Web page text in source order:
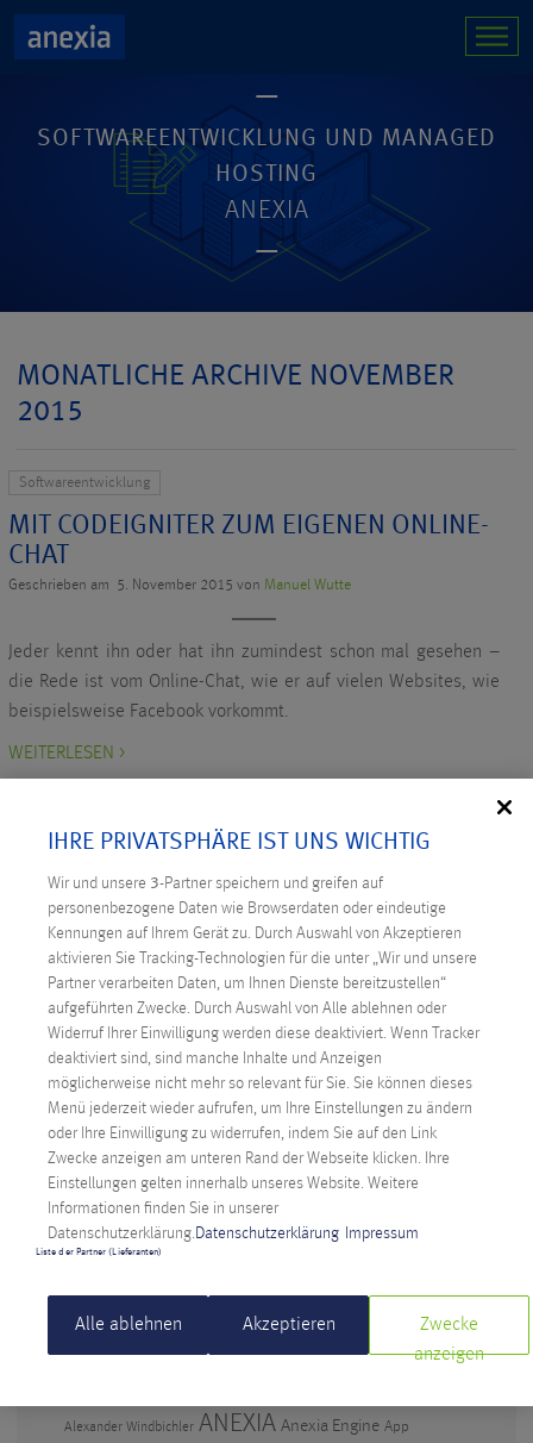
SOFTWAREENTWICKLUNG UND MANAGED
HOSTING
ANEXIA
MONATLICHE ARCHIVE NOVEMBER
2015
Softwareentwicklung
MIT CODEIGNITER ZUM EIGENEN ONLINE-
CHAT
Geschrieben am 5. November 2015 von Manuel Wutte
Jeder kennt ihn oder hat ihn zumindest schon mal gesehen –
die Rede ist vom Online-Chat, wie er auf vielen Websites, wie
beispielsweise Facebook vorkommt.
WEITERLESEN >
NEUESTE BEITRÄGE
Digitale Souveränität: Österreich ergreift die
Initiative
Technicus Award: Open Mind – wenn junge Talente
Fragen stellen
Anexia: Cloud Provider aus Österreich feiert
Jubiläum
Künstliche Intelligenz im Berufsalltag – warum
Abwarten keine Option ist
Alexander Windbichler ANEXIA Anexia Engine App
IHRE PRIVATSPHÄRE IST UNS WICHTIG
Wir und unsere 3-Partner speichern und greifen auf
personenbezogene Daten wie Browserdaten oder eindeutige
Kennungen auf Ihrem Gerät zu. Durch Auswahl von Akzeptieren
aktivieren Sie Tracking-Technologien für die unter „Wir und unsere
Partner verarbeiten Daten, um Ihnen Dienste bereitzustellen“
aufgeführten Zwecke. Durch Auswahl von Alle ablehnen oder
Widerruf Ihrer Einwilligung werden diese deaktiviert. Wenn Tracker
deaktiviert sind, sind manche Inhalte und Anzeigen
möglicherweise nicht mehr so relevant für Sie. Sie können dieses
Menü jederzeit wieder aufrufen, um Ihre Einstellungen zu ändern
oder Ihre Einwilligung zu widerrufen, indem Sie auf den Link
Zwecke anzeigen am unteren Rand der Webseite klicken. Ihre
Einstellungen gelten innerhalb unseres Website. Weitere
Informationen finden Sie in unserer
Datenschutzerklärung. Datenschutzerklärung Impressum
Liste der Partner (Lieferanten)
Alle ablehnen Akzeptieren
Zwecke
anzeigen